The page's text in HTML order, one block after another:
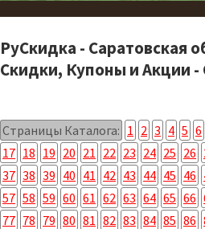
РуСкидка - Саратовская
Скидки, Купоны и Акции -
Страницы Каталога: 1 2 3 4 5 6
17 18 19 20 21 22 23 24 25 26
37 38 39 40 41 42 43 44 45 46
57 58 59 60 61 62 63 64 65 66
77 78 79 80 81 82 83 84 85 86